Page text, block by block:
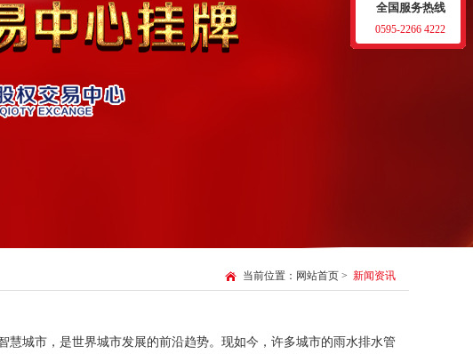
当前位置： 网站首页 > 新闻资讯
城市，是世界城市发展的前沿趋势。现如今，许多城市的雨水排水管
全国服务热线
0595-2266 4222